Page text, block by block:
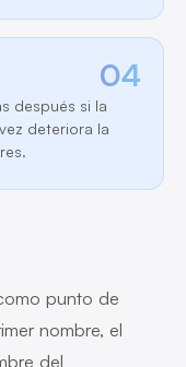
04
después si la
deteriora la
punto de
nombre, el
del